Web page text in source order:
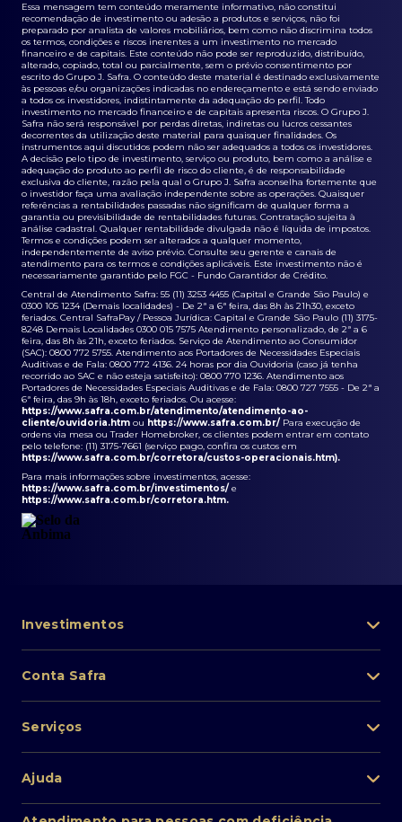
Essa mensagem tem conteúdo meramente informativo, não constitui
recomendação de investimento ou adesão a produtos e serviços, não foi
preparado por analista de valores mobiliários, bem como não discrimina todos
os termos, condições e riscos inerentes a um investimento no mercado
financeiro e de capitais. Este conteúdo não pode ser reproduzido, distribuído,
alterado, copiado, total ou parcialmente, sem o prévio consentimento por
escrito do Grupo J. Safra. O conteúdo deste material é destinado exclusivamente
às pessoas e/ou organizações indicadas no endereçamento e está sendo enviado
a todos os investidores, indistintamente da adequação do perfil. Todo
investimento no mercado financeiro e de capitais apresenta riscos. O Grupo J.
Safra não será responsável por perdas diretas, indiretas ou lucros cessantes
decorrentes da utilização deste material para quaisquer finalidades. Os
instrumentos aqui discutidos podem não ser adequados a todos os investidores.
A decisão pelo tipo de investimento, serviço ou produto, bem como a análise e
adequação do produto ao perfil de risco do cliente, é de responsabilidade
exclusiva do cliente, razão pela qual o Grupo J. Safra aconselha fortemente que
o investidor faça uma avaliação independente sobre as operações. Quaisquer
referências a rentabilidades passadas não significam de qualquer forma a
garantia ou previsibilidade de rentabilidades futuras. Contratação sujeita à
análise cadastral. Qualquer rentabilidade divulgada não é líquida de impostos.
Termos e condições podem ser alterados a qualquer momento,
independentemente de aviso prévio. Consulte seu gerente e canais de
atendimento para os termos e condições aplicáveis. Este investimento não é
necessariamente garantido pelo FGC - Fundo Garantidor de Crédito.
Central de Atendimento Safra: 55 (11) 3253 4455 (Capital e Grande São Paulo) e
0300 105 1234 (Demais localidades) - De 2ª a 6ª feira, das 8h às 21h30, exceto
feriados. Central SafraPay / Pessoa Jurídica: Capital e Grande São Paulo (11) 3175-
8248 Demais Localidades 0300 015 7575 Atendimento personalizado, de 2ª a 6
feira, das 8h às 21h, exceto feriados. Serviço de Atendimento ao Consumidor
(SAC): 0800 772 5755. Atendimento aos Portadores de Necessidades Especiais
Auditivas e de Fala: 0800 772 4136. 24 horas por dia Ouvidoria (caso já tenha
recorrido ao SAC e não esteja satisfeito): 0800 770 1236. Atendimento aos
Portadores de Necessidades Especiais Auditivas e de Fala: 0800 727 7555 - De 2ª a
6ª feira, das 9h às 18h, exceto feriados. Ou acesse:
https://www.safra.com.br/atendimento/atendimento-ao-
cliente/ouvidoria.htm ou https://www.safra.com.br/ Para execução de
ordens via mesa ou Trader Homebroker, os clientes podem entrar em contato
pelo telefone: (11) 3175-7661 (serviço pago, confira os custos em
https://www.safra.com.br/corretora/custos-operacionais.htm).
Para mais informações sobre investimentos, acesse:
https://www.safra.com.br/investimentos/ e
https://www.safra.com.br/corretora.htm.
Investimentos
Lista de fundos de investimento
Private Banking
Renda fixa
Conta Safra
Pessoa Física
Cartões
Empréstimos e financiamentos
Serviços
Perda/roubo de celular
Ajuda
Atendimento ao cliente